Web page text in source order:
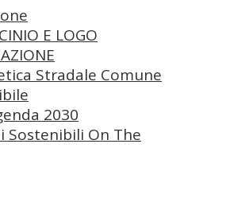
E LOGO
Stradale Comune
2030
Sostenibili On The